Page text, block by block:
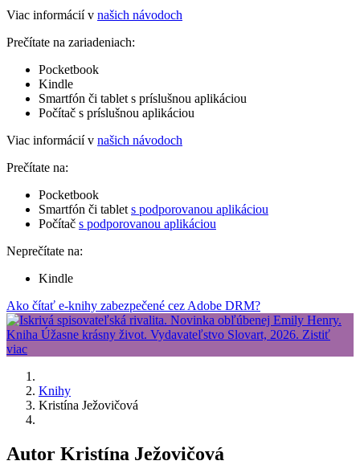
Viac informácií v našich návodoch
Prečítate na zariadeniach:
Pocketbook
Kindle
Smartfón či tablet s príslušnou aplikáciou
Počítač s príslušnou aplikáciou
Viac informácií v našich návodoch
Prečítate na:
Pocketbook
Smartfón či tablet s podporovanou aplikáciou
Počítač s podporovanou aplikáciou
Neprečítate na:
Kindle
Ako čítať e-knihy zabezpečené cez Adobe DRM?
Knihy
Kristína Ježovičová
Autor Kristína Ježovičová